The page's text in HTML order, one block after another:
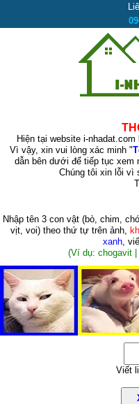
Hiện tại website i-
Vì vậy, xin vui lòng xác minh "
dẫn bên dưới để tiếp tục xem
Chúng tôi xin lỗi vì
Nhập tên 3 con vật (bò, chim,
vịt, voi)theo thứ tự trên ảnh,
xanh,
(Ví dụ: chogavit
Viết